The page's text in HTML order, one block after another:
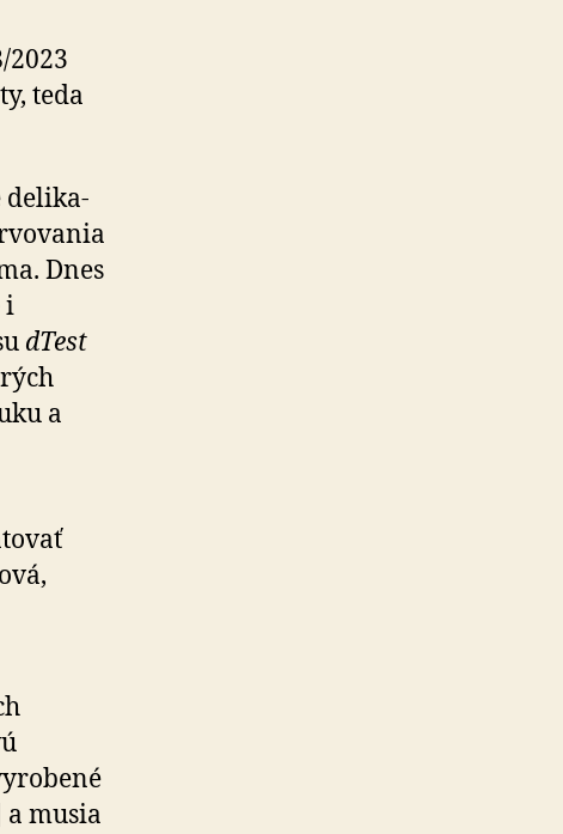
2023
teda
de­li­ka­
Dnes
i
dTest
a
a musia